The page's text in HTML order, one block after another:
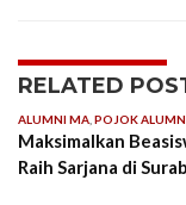
RELATED
ALUMNI MA POJOK
Maksimalkan
Raih Sarjana di